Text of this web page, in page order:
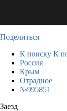
Поделиться
К поиску К
Россия
Крым
Отрадное
№995851
Заезд